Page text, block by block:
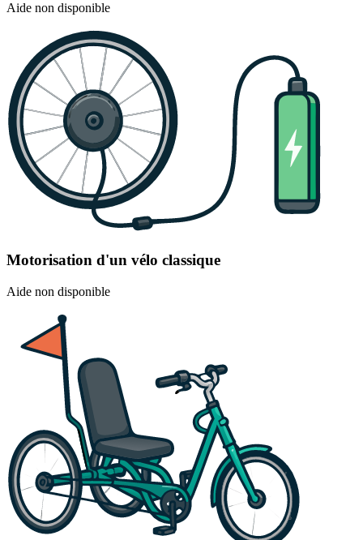
Aide non disponible
Motorisation d'un vélo classique
Aide non disponible